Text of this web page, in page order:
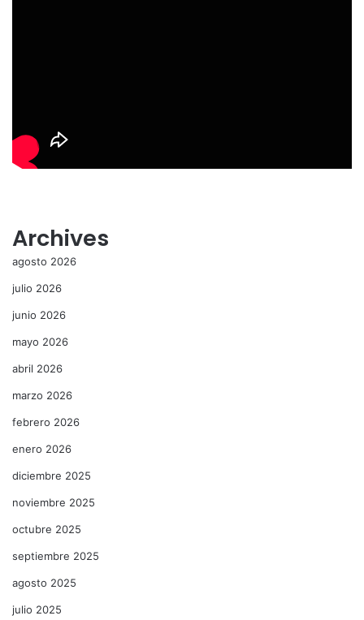
Archives
agosto 2026
julio 2026
junio 2026
mayo 2026
abril 2026
marzo 2026
febrero 2026
enero 2026
diciembre 2025
noviembre 2025
octubre 2025
septiembre 2025
agosto 2025
julio 2025